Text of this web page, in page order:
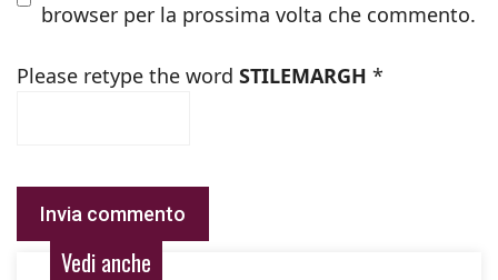
browser per la prossima volta che commento.
Please retype the word STILEMARGH *
Vedi anche